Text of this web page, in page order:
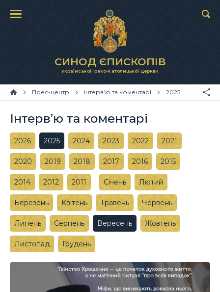
СИНОД ЄПИСКОПІВ
Української Греко-Католицької Церкви
Прес-центр Інтерв’ю та коментарі 2025
Інтерв’ю та коментарі
2026 2025 2024 2023 2022 2021
2020 2019 2018 2017 2016 2015
2014 2012 2011 Січень Лютий
Березень Квітень Травень Червень
Липень Серпень Вересень Жовтень
Листопад Грудень